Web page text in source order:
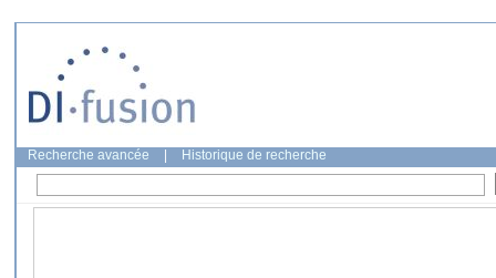
Recherche avancée Historique de recherche